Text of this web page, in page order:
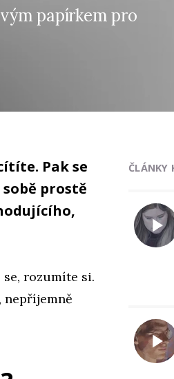
papírkem pro
Pak se
prostě
rozumíte si.
nepříjemně
ČLÁNKY